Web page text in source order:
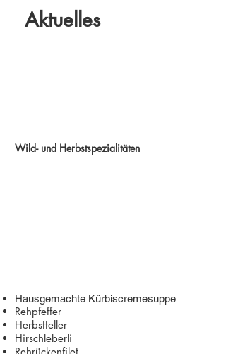
Aktuelles
Wild- und Herbstspezialitäten
Hausgemachte Kürbiscremesuppe
Rehpfeffer
Herbstteller
Hirschleberli